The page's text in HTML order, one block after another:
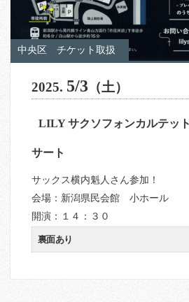
中央区 チケット取扱
2025. 5/3 （土）
LILY サクソフォンカルテッ
サート
サックス横内魁人さん参加！
会場：新潟県民会館 小ホール
開演：１４：３０
裏面あり